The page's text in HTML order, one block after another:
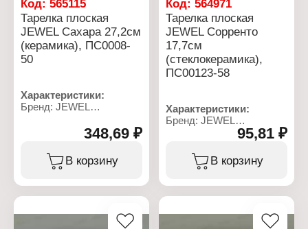
Код: 565115
Тарелка плоская
JEWEL Сахара 27,2см
(керамика), ПС0008-
50
Характеристики:
Бренд: JEWEL
Тип товара: Тарелка
Модель: "Сахара"
Вид: плоская
Диаметр: 27,2 см
Материал: керамика
Использование в
посудомоечной машине:
348,69 ₽
В корзину
Код:564971
Тарелка плоская
JEWEL Сорренто
17,7см
(стеклокерамика),
ПС00123-58
Характеристики:
Бренд: JEWEL
Артикул: ПС00123-58
Тип товара: Тарелка
Модель: "Сорренто"
Вид: плоская
стеклокерамика
95,81 ₽
В корзину